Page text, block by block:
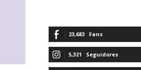
23,683 Fans
5,321 Seguidores